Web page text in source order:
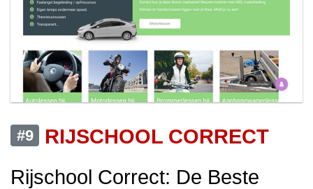
#9
RIJSCHOOL CORRECT
Rijschool Correct: De Beste